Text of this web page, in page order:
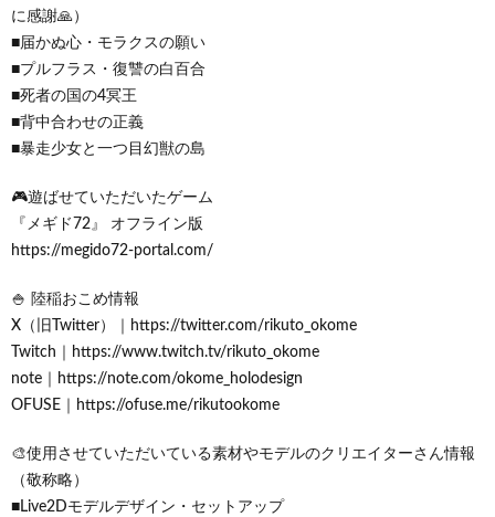
に感謝🙏）
■届かぬ心・モラクスの願い
■プルフラス・復讐の白百合
■死者の国の4冥王
■背中合わせの正義
■暴走少女と一つ目幻獣の島
🎮️遊ばせていただいたゲーム
『メギド72』 オフライン版
https://megido72-portal.com/
🍚 陸稲おこめ情報
X（旧Twitter）｜https://twitter.com/rikuto_okome
Twitch｜https://www.twitch.tv/rikuto_okome
note｜https://note.com/okome_holodesign
OFUSE｜https://ofuse.me/rikutookome
🎨使用させていただいている素材やモデルのクリエイターさん情報
（敬称略）
■Live2Dモデルデザイン・セットアップ